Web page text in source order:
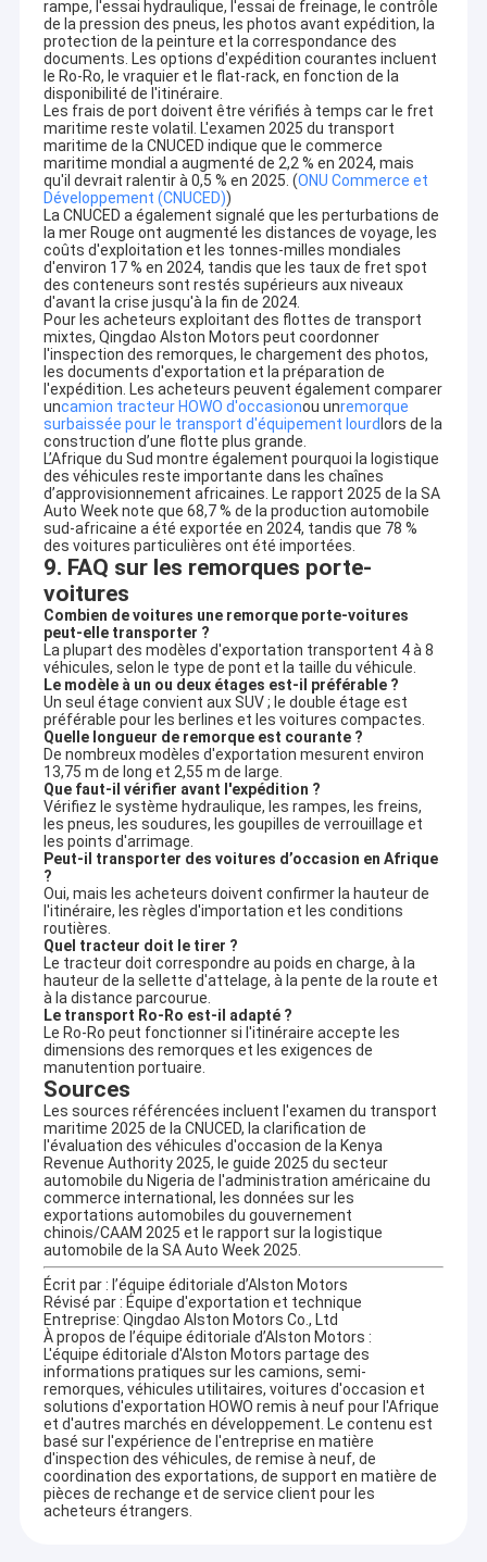
rampe, l'essai hydraulique, l'essai de freinage, le contrôle
de la pression des pneus, les photos avant expédition, la
protection de la peinture et la correspondance des
documents. Les options d'expédition courantes incluent
le Ro-Ro, le vraquier et le flat-rack, en fonction de la
disponibilité de l'itinéraire.
Les frais de port doivent être vérifiés à temps car le fret
maritime reste volatil. L'examen 2025 du transport
maritime de la CNUCED indique que le commerce
maritime mondial a augmenté de 2,2 % en 2024, mais
qu'il devrait ralentir à 0,5 % en 2025. (ONU Commerce et
Développement (CNUCED))
La CNUCED a également signalé que les perturbations de
la mer Rouge ont augmenté les distances de voyage, les
coûts d'exploitation et les tonnes-milles mondiales
d'environ 17 % en 2024, tandis que les taux de fret spot
des conteneurs sont restés supérieurs aux niveaux
d'avant la crise jusqu'à la fin de 2024.
Pour les acheteurs exploitant des flottes de transport
mixtes, Qingdao Alston Motors peut coordonner
l'inspection des remorques, le chargement des photos,
les documents d'exportation et la préparation de
l'expédition. Les acheteurs peuvent également comparer
uncamion tracteur HOWO d'occasionou unremorque
surbaissée pour le transport d'équipement lourd lors de la
construction d’une flotte plus grande.
L’Afrique du Sud montre également pourquoi la logistique
des véhicules reste importante dans les chaînes
d’approvisionnement africaines. Le rapport 2025 de la SA
Auto Week note que 68,7 % de la production automobile
sud-africaine a été exportée en 2024, tandis que 78 %
des voitures particulières ont été importées.
9. FAQ sur les remorques porte-
voitures
Combien de voitures une remorque porte-voitures
peut-elle transporter ?
La plupart des modèles d'exportation transportent 4 à 8
véhicules, selon le type de pont et la taille du véhicule.
Le modèle à un ou deux étages est-il préférable ?
Un seul étage convient aux SUV ; le double étage est
préférable pour les berlines et les voitures compactes.
Quelle longueur de remorque est courante ?
De nombreux modèles d'exportation mesurent environ
13,75 m de long et 2,55 m de large.
Que faut-il vérifier avant l'expédition ?
Vérifiez le système hydraulique, les rampes, les freins,
les pneus, les soudures, les goupilles de verrouillage et
les points d'arrimage.
Peut-il transporter des voitures d’occasion en Afrique
?
Oui, mais les acheteurs doivent confirmer la hauteur de
l'itinéraire, les règles d'importation et les conditions
routières.
Quel tracteur doit le tirer ?
Le tracteur doit correspondre au poids en charge, à la
hauteur de la sellette d'attelage, à la pente de la route et
à la distance parcourue.
Le transport Ro-Ro est-il adapté ?
Le Ro-Ro peut fonctionner si l'itinéraire accepte les
dimensions des remorques et les exigences de
manutention portuaire.
Sources
Les sources référencées incluent l'examen du transport
maritime 2025 de la CNUCED, la clarification de
l'évaluation des véhicules d'occasion de la Kenya
Revenue Authority 2025, le guide 2025 du secteur
automobile du Nigeria de l'administration américaine du
commerce international, les données sur les
exportations automobiles du gouvernement
chinois/CAAM 2025 et le rapport sur la logistique
automobile de la SA Auto Week 2025.
Écrit par : l’équipe éditoriale d’Alston Motors
Révisé par : Équipe d'exportation et technique
Entreprise: Qingdao Alston Motors Co., Ltd
À propos de l’équipe éditoriale d’Alston Motors :
L'équipe éditoriale d'Alston Motors partage des
informations pratiques sur les camions, semi-
remorques, véhicules utilitaires, voitures d'occasion et
solutions d'exportation HOWO remis à neuf pour l'Afrique
et d'autres marchés en développement. Le contenu est
basé sur l'expérience de l'entreprise en matière
d'inspection des véhicules, de remise à neuf, de
coordination des exportations, de support en matière de
pièces de rechange et de service client pour les
acheteurs étrangers.
semi-remorques à basse altitude, des remorques déchargées,
des remorques à ciment en vrac, des remorques pour véhicules
automobiles et des pièces détachées de remorques.Les
configurations des remorques peuvent être ajustées en
fonction des exigences en matière de charge utile, les routes de
transport, le type de cargaison, les conditions routières et les
réglementations locales d'exploitation.
Pour les acheteurs qui comparent des véhicules utilitaires
neufs et d'occasion, Qingdao Alston Motors peut
égalementnouveaux camions chinois à l'exportation
fonction des exigences du projet, du budget, des normes
d'émission, des besoins en charge utile et des conditions du
marché de destination.
Quels sont les marchés desservis par Qingdao Alston
Motors?
Qingdao Alston Motors dessert principalement des acheteurs
étrangers en Afrique et sur d'autres marchés en
développement, notamment au Moyen-Orient, en Asie centrale,
en Amérique du Sud et dans certaines régions internationales.
En Afrique, les camions HOWO rénovés sont largement utilisés
pour le transport minier, la construction de routes, le transport
d'agrégats, la distribution de carburant, la livraison de béton, la
logistique portuaire et le transport de marchandises longue
distance.La société soutient les acheteurs de marchés tels que
le Nigéria, le Ghana, la Tanzanie, la Zambie, l'Ouganda, la RDC, la
Guinée, le Libéria, le Cameroun, le Sénégal, la Côte d'Ivoire et
d'autres pays.
L'équipe d'exportation de l'entreprise connaît les différentes
conditions routières, la qualité du carburant, les habitudes
d'entretien, les exigences en matière de charge utile, les
exigences en matière de direction, les préférences en matière
d'émissions,et environnements d'exploitation sur les marchés
en développement.
Cette expérience du marché aide Qingdao Alston Motors à
recommander des configurations pratiques de camions selon le
pays de destination, le type de cargaison, le site de travail, le
budget, l'état des routes, la capacité d'entretien,et plan
d'exploitation de la flotte.
Comment Qingdao Alston Motors inspecte-t-elle les
camions HOWO usagés?
Qingdao Alston Motors vérifie les principaux systèmes de
camions avant l'exportation, y compris l'état du moteur, le
changement de boîte de vitesses, la résistance du châssis, la
réponse des freins, l'état des pneus, la fonction hydraulique, le
système d'éclairage,condition du corpsPour des étapes
d'inspection détaillées, les acheteurs peuvent consulter
processus de contrôle de qualité
Atelier de rénovation et préparation à l'exportation
L'atelier de rénovation à Liangshan, Jining, soutient l'inspection
des camions HOWO usagés, la réparation mécanique, la
rénovation du châssis, la repeinture, l'installation de la partie
supérieure de la carrosserie, les tests hydrauliques,et
préparation à l'exportationPour plus de détails sur les
installations de l'atelier et les capacités de rénovation, les
acheteurs peuvent visiter le
usagés page.
Pourquoi les acheteurs étrangers choisissent
Qingdao Alston Motors
Les acheteurs étrangers choisissent Qingdao Alston Motors
parce que l'entreprise combine l'approvisionnement en
véhicules, l'inspection, la coordination de la rénovation, le
support des pièces de rechange, la préparation à
l'exportation,et la coordination des expéditions dans un
processus d'approvisionnement.
Pour de nombreux acheteurs en Afrique et dans d'autres
régions en développement, un camion HOWO réaménagé n'est
pas évalué par le prix seul.état des pneus, la sécurité des freins,
la fiabilité hydraulique, la disponibilité des pièces de rechange et
la préparation de l'expédition influencent tous le
fonctionnement fiable du véhicule après son arrivée.
Qingdao Alston Motors aide les clients à comparer les
différents modèles d'année, les niveaux de rénovation, les types
d'entraînement, les options de puissance du moteur, les
structures de la carrosserie, les niveaux d'émissions,et les
plans de navigation selon leur budget, pays de destination, lieu
de travail et plan d'exploitation de la flotte.